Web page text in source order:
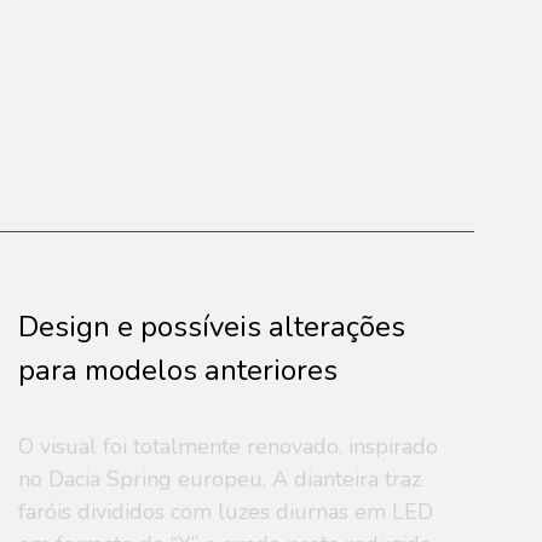
Roda
Design e possíveis alterações
para modelos anteriores
O visual foi totalmente renovado, inspirado
no Dacia Spring europeu. A dianteira traz
faróis divididos com luzes diurnas em LED